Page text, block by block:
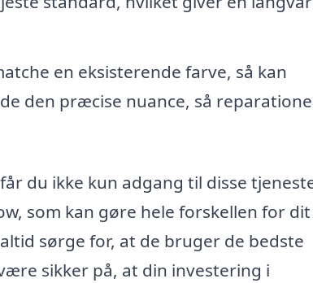
en eksisterende farve, så kan
den præcise nuance, så
du ikke kun adgang til disse
som kan gøre hele forskellen for dit
sørge for, at de bruger de bedste
sikker på, at din investering i